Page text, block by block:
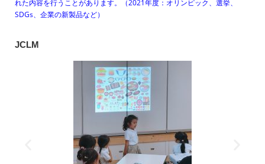
れた内容を行うことがあります。（2021年度：オリンピック、選挙、
SDGs、企業の新製品など）
JCLM